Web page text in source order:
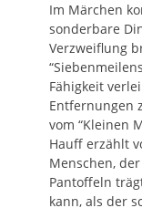
Im Märchen
sonderbare
Verzweiflung
Fähigkeit
Entfernungen
vom “Kleinen
Hauff erzählt
Menschen,
Pantoffeln
kann, als der